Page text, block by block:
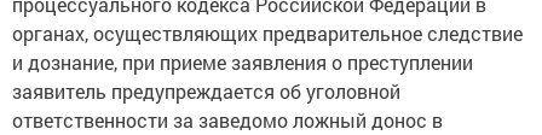
органах, осуществляющих предварительное следствие
и дознание, при приеме заявления о преступлении
заявитель предупреждается об уголовной
ответственности за заведомо ложный донос в